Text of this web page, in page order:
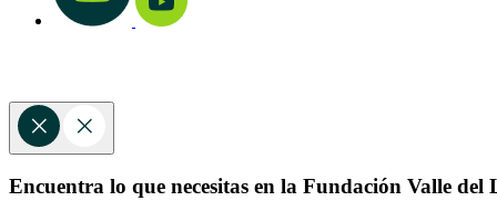
Encuentra lo que necesitas en la Fundación Valle del